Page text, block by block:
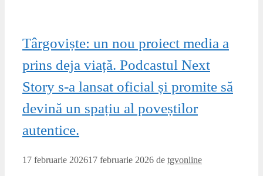
Târgoviște: un nou proiect media a
prins deja viață. Podcastul Next
Story s-a lansat oficial și promite să
devină un spațiu al poveștilor
autentice.
17 februarie 202617 februarie 2026 de tgvonline